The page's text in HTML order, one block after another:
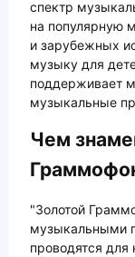
спектр
на популярную
и зарубежных
музыку для
поддерживает
музыкальные
Чем
"Золотой
музыкальными
проводятся для